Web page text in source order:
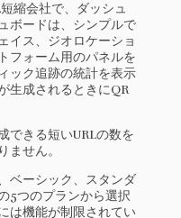
縮会社で、ダッシュ
ボードは、シンプルで
イス、ジオロケーショ
フォーム用のパネルを
ック追跡の統計を表示
生成されるときにQR
できる短いURLの数を
ません。
ベーシック、スタンダ
5つのプランから選択
は機能が制限されてい